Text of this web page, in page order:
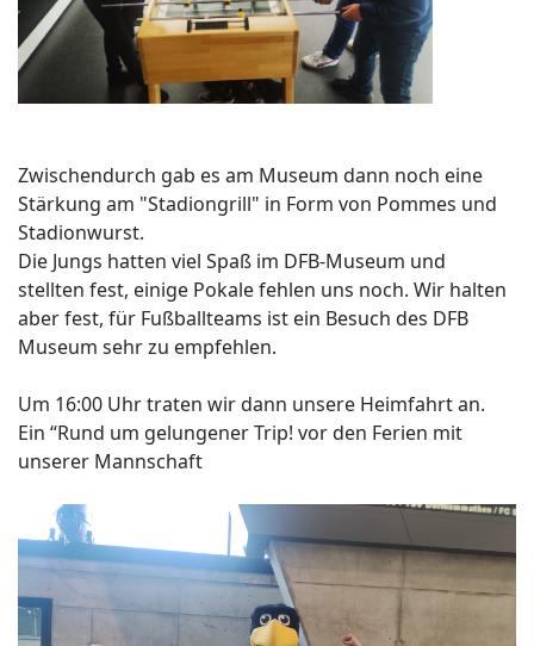
Zwischendurch gab es am Museum dann noch eine
Stärkung am "Stadiongrill" in Form von Pommes und
Stadionwurst.
Die Jungs hatten viel Spaß im DFB-Museum und
stellten fest, einige Pokale fehlen uns noch. Wir halten
aber fest, für Fußballteams ist ein Besuch des DFB
Museum sehr zu empfehlen.
Um 16:00 Uhr traten wir dann unsere Heimfahrt an.
Ein “Rund um gelungener Trip! vor den Ferien mit
unserer Mannschaft